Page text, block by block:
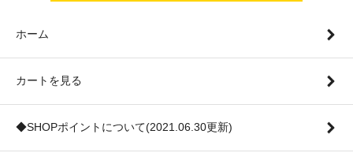
ホーム
カートを見る
◆SHOPポイントについて(2021.06.30更新)